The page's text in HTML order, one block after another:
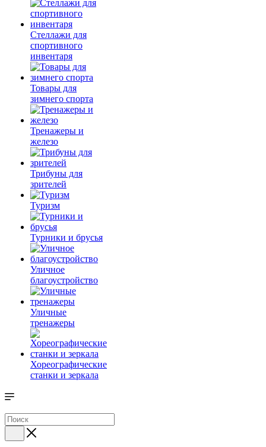
Стеллажи для
спортивного
инвентаря
Товары для
зимнего спорта
Тренажеры и
железо
Трибуны для
зрителей
Туризм
Турники и брусья
Уличное
благоустройство
Уличные
тренажеры
Хореографические
станки и зеркала